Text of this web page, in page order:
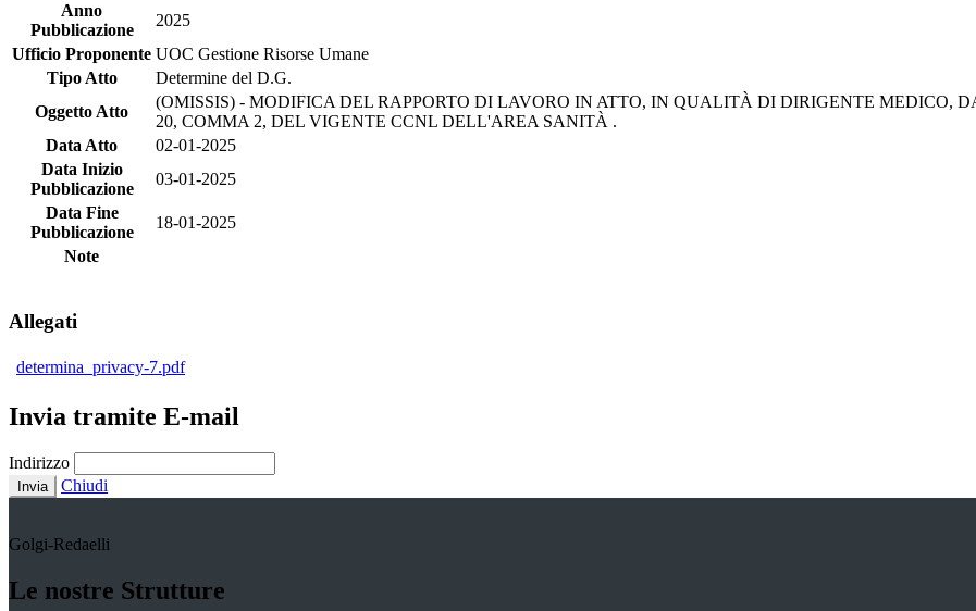
Anno
Pubblicazione
2025
Ufficio Proponente UOC Gestione Risorse Umane
Tipo Atto
Determine del D.G.
Oggetto Atto
(OMISSIS) - MODIFICA DEL RAPPORTO DI LAVORO IN ATTO, IN QUALITÀ DI DIRIGENTE MEDICO,
20, COMMA 2, DEL VIGENTE CCNL DELL'AREA SANITÀ .
Data Atto
02-01-2025
Data Inizio
Pubblicazione
03-01-2025
Data Fine
Pubblicazione
18-01-2025
Note
Allegati
determina_privacy-7.pdf
Invia tramite E-mail
Indirizzo
Invia Chiudi
Golgi-Redaelli
Le nostre Strutture